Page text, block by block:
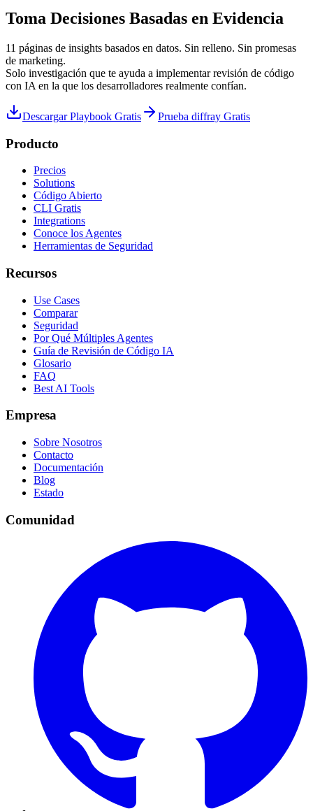
Toma Decisiones Basadas en Evidencia
11 páginas de insights basados en datos. Sin relleno. Sin promesas
de marketing.
Solo investigación que te ayuda a implementar revisión de código
con IA en la que los desarrolladores realmente confían.
Descargar Playbook Gratis Prueba diffray Gratis
Producto
Precios
Solutions
Código Abierto
CLI Gratis
Integrations
Conoce los Agentes
Herramientas de Seguridad
Recursos
Use Cases
Comparar
Seguridad
Por Qué Múltiples Agentes
Guía de Revisión de Código IA
Glosario
FAQ
Best AI Tools
Empresa
Sobre Nosotros
Contacto
Documentación
Blog
Estado
Comunidad